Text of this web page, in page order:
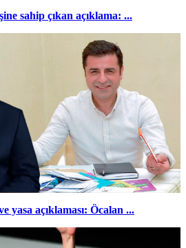
sahip çıkan açıklama: ...
yasa açıklaması: Öcalan ...